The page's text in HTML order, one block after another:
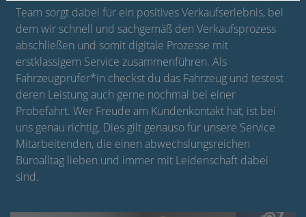
Team sorgt dabei für ein positives Verkaufserlebnis, bei
dem wir schnell und sachgemäß den Verkaufsprozess
abschließen und somit digitale Prozesse mit
erstklassigem Service zusammenführen. Als
Fahrzeugprüfer*in checkst du das Fahrzeug und testest
deren Leistung auch gerne nochmal bei einer
Probefahrt. Wer Freude am Kundenkontakt hat, ist bei
uns genau richtig. Dies gilt genauso für unsere Service
Mitarbeitenden, die einen abwechslungsreichen
Büroalltag lieben und immer mit Leidenschaft dabei
sind.